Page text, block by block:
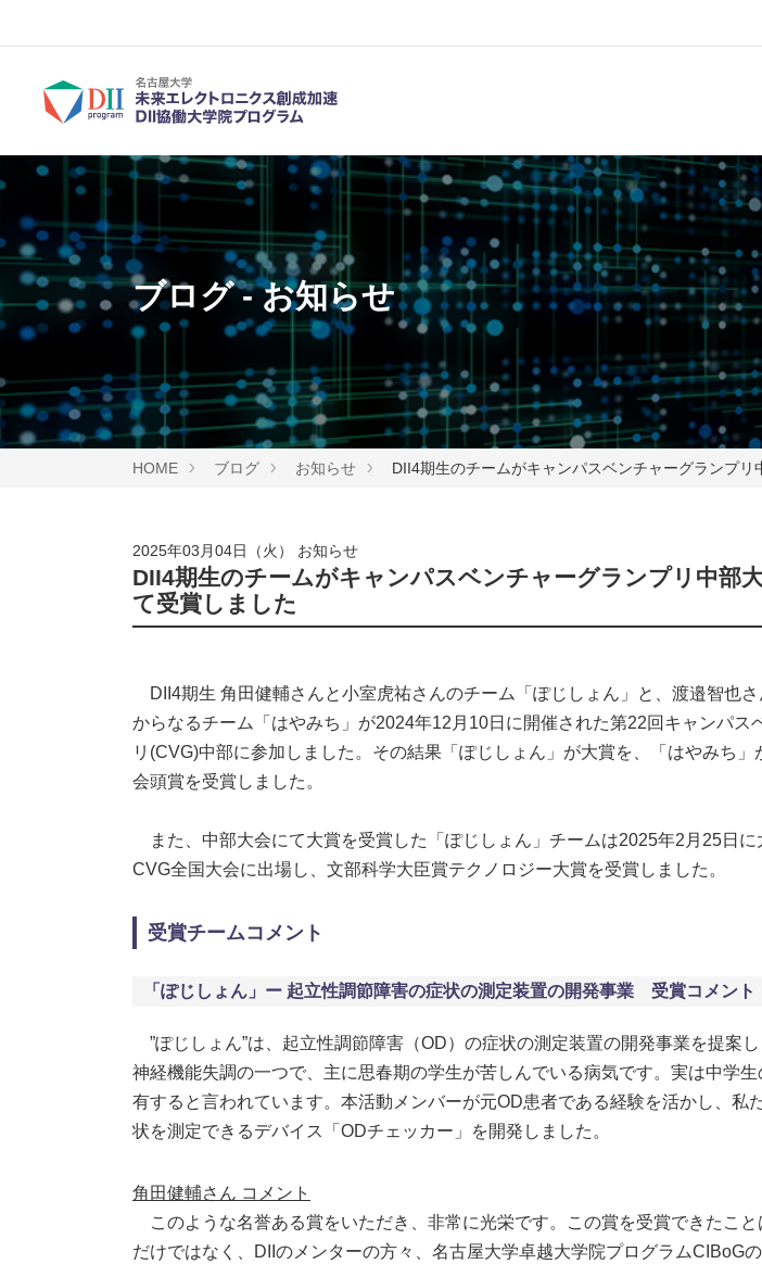
ブログ - お知らせ
HOME ブログ お知らせ DII4期生のチームがキャンパスベンチャーグランプ
2025年03月04日（火） お知らせ
DII4期生のチームがキャンパスベンチャーグランプリ中部
て受賞しました
DII4期生 角田健輔さんと小室虎祐さんのチーム「ぽじしょん」と、渡邉智也
からなるチーム「はやみち」が2024年12月10日に開催された第22回キャンパス
リ(CVG)中部に参加しました。その結果「ぽじしょん」が大賞を、「はやみち」
会頭賞を受賞しました。
また、中部大会にて大賞を受賞した「ぽじしょん」チームは2025年2月25日に
CVG全国大会に出場し、文部科学大臣賞テクノロジー大賞を受賞しました。
受賞チームコメント
「ぽじしょん」ー 起立性調節障害の症状の測定装置の開発事業 受賞コメント
”ぽじしょん”は、起立性調節障害（OD）の症状の測定装置の開発事業を提案
神経機能失調の一つで、主に思春期の学生が苦しんでいる病気です。実は中学
有すると言われています。本活動メンバーが元OD患者である経験を活かし、私
状を測定できるデバイス「ODチェッカー」を開発しました。
角田健輔さん コメント
このような名誉ある賞をいただき、非常に光栄です。この賞を受賞できたこと
だけではなく、DIIのメンターの方々、名古屋大学卓越大学院プログラムCIBoG